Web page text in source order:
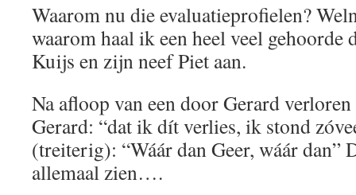
Waarom nu die evaluatieprofielen?
waarom haal ik een heel veel gehoorde
Kuijs en zijn neef Piet aan.
Na afloop van een door Gerard
Gerard: “dat ik dít verlies, ik stond
(treiterig): “Wáár dan Geer, wáár dan”
allemaal zien….